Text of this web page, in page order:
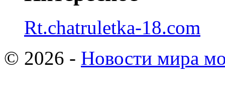
Rt.chatruletka-18.com
© 2026 - Новости мира